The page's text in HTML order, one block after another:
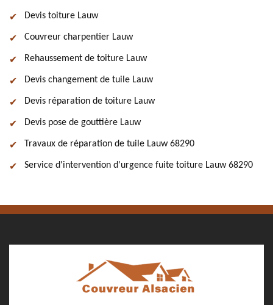
Devis toiture Lauw
Couvreur charpentier Lauw
Rehaussement de toiture Lauw
Devis changement de tuile Lauw
Devis réparation de toiture Lauw
Devis pose de gouttière Lauw
Travaux de réparation de tuile Lauw 68290
Service d'intervention d'urgence fuite toiture Lauw 68290